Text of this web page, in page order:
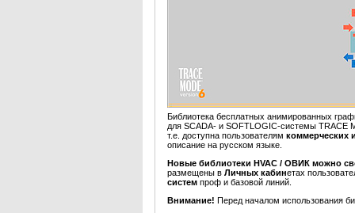
Библиотека бесплатных анимированных
для SCADA- и SOFTLOGIC-системы TRACE
т.е. доступна пользователям коммерческих
описание на русском языке.
Новые библиотеки HVAC / ОВИК можно
размещены в Личных кабинетах
систем проф и базовой линий.
Внимание! Перед началом использования